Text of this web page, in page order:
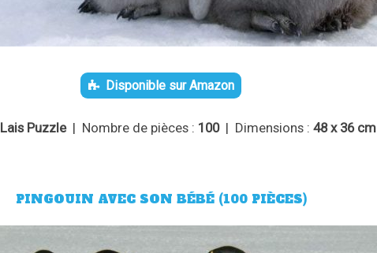
Disponible sur Amazon
Lais Puzzle | Nombre de pièces : 100 | Dimensions :48 x 36 cm
PINGOUIN AVEC SON BÉBÉ (100 PIÈCES)